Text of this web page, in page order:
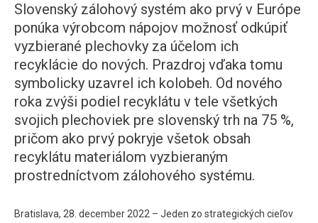
Slovenský zálohový systém ako prvý v Európe
ponúka výrobcom nápojov možnosť odkúpiť
vyzbierané plechovky za účelom ich
recyklácie do nových. Prazdroj vďaka tomu
symbolicky uzavrel ich kolobeh. Od nového
roka zvýši podiel recyklátu v tele všetkých
svojich plechoviek pre slovenský trh na 75 %,
pričom ako prvý pokryje všetok obsah
recyklátu materiálom vyzbieraným
prostredníctvom zálohového systému.
Bratislava, 28. december 2022 – Jeden zo strategických cieľov